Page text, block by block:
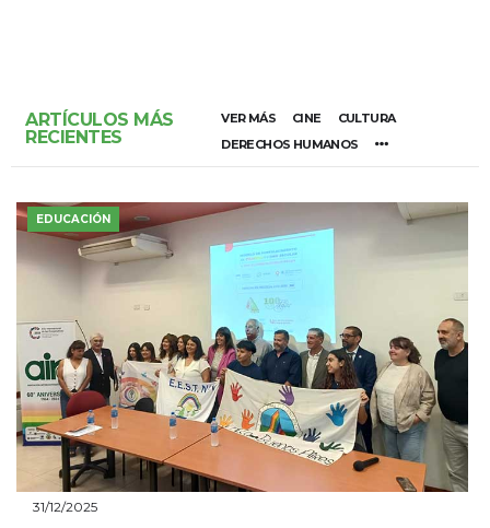
ARTÍCULOS MÁS
RECIENTES
VER MÁS CINE
CULTURA
DERECHOS HUMANOS
EDUCACIÓN
31/12/2025